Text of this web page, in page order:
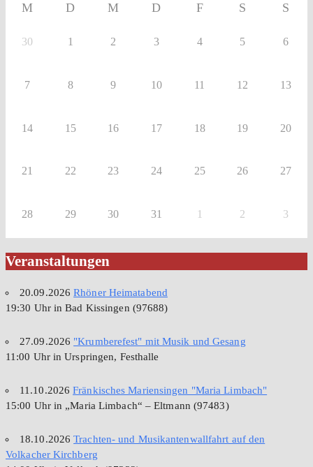
M D M D F S S
30 1 2 3 4 5 6
7 8 9 10 11 12 13
14 15 16 17 18 19 20
21 22 23 24 25 26 27
28 29 30 31 1 2 3
Veranstaltungen
20.09.2026Rhöner Heimatabend
19:30 Uhr in Bad Kissingen (97688)
27.09.2026 "Krumberefest" mit Musik und Gesang
11:00 Uhr in Urspringen, Festhalle
11.10.2026Fränkisches Mariensingen "Maria Limbach"
15:00 Uhr in „Maria Limbach“ – Eltmann (97483)
18.10.2026Trachten- und Musikantenwallfahrt auf den
Volkacher Kirchberg